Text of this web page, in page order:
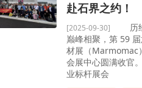
赴石界之约！
[2025-09-30]
历经
巅峰相聚，第 59
材展（Marmomac
会展中心圆满收官
业标杆展会